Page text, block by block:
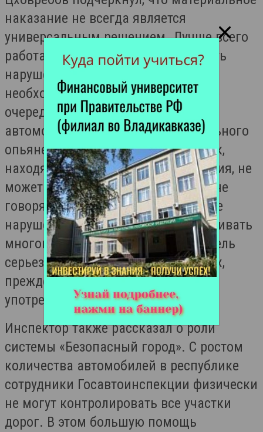
наказание не всегда является
универсальным решением. Лучше всего
работает профилактика, однако есть
нарушения, за которые штрафы
необходимо увеличивать. В первую
очередь это касается управления
автомобилем в состоянии алкогольного
опьянения. По его мнению, человек,
находящийся в состоянии опьянения, не
может контролировать даже себя, не
говоря уже об автомобиле. За такие
нарушения штрафы следует увеличивать
многократно, чтобы каждый водитель
серьезно задумался о последствиях,
прежде чем сесть за руль после
употребления алкоголя.
Инспектор также рассказал о роли
системы «Безопасный город». С ростом
количества автомобилей в республике
сотрудники Госавтоинспекции физически
не могут контролировать все участки
дорог. В этом большую помощь